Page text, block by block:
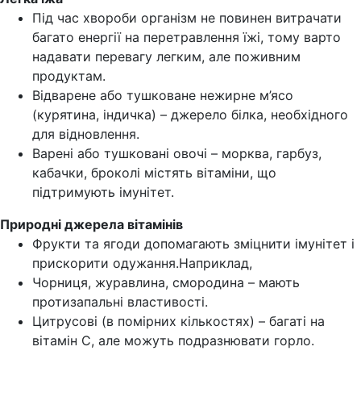
Під час хвороби організм не повинен витрачати
багато енергії на перетравлення їжі, тому варто
надавати перевагу легким, але поживним
продуктам.
Відварене або тушковане нежирне м’ясо
(курятина, індичка) – джерело білка, необхідного
для відновлення.
Варені або тушковані овочі – морква, гарбуз,
кабачки, броколі містять вітаміни, що
підтримують імунітет.
Природні джерела вітамінів
Фрукти та ягоди допомагають зміцнити імунітет і
прискорити одужання.Наприклад,
Чорниця, журавлина, смородина – мають
протизапальні властивості.
Цитрусові (в помірних кількостях) – багаті на
вітамін С, але можуть подразнювати горло.